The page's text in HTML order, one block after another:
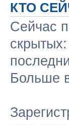
КТО
Сейчас
Больше